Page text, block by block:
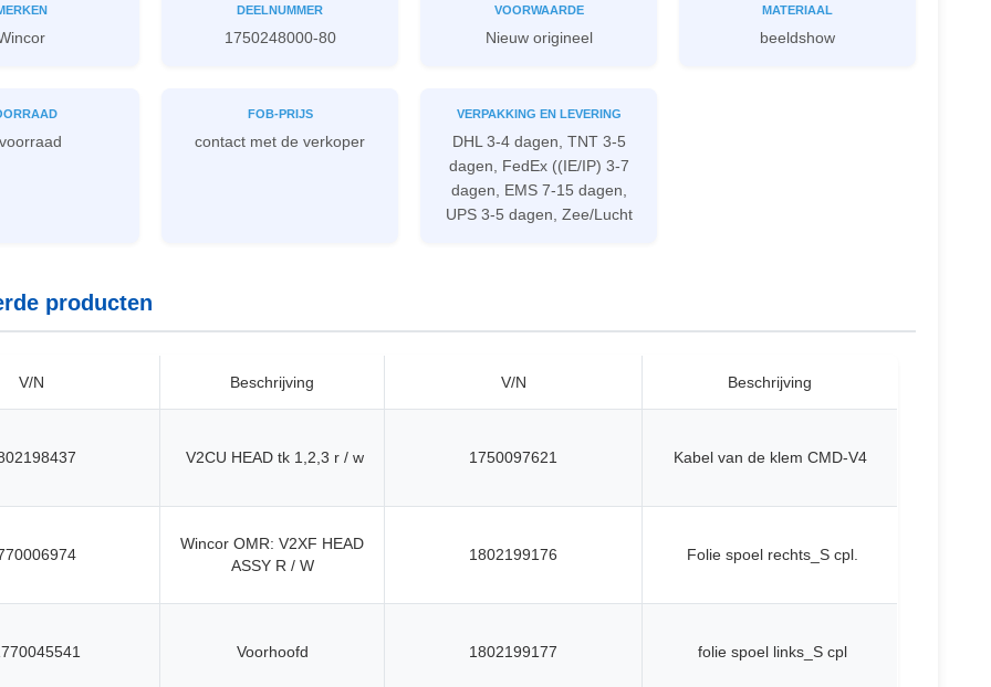
DEELNUMMER
1750248000-80
VOORWAARDE
Nieuw origineel
MATERIAAL
beeldshow
FOB-PRIJS
contact met de verkoper
VERPAKKING EN LEVERING
DHL 3-4 dagen, TNT 3-5
dagen, FedEx ((IE/IP) 3-7
dagen, EMS 7-15 dagen,
UPS 3-5 dagen, Zee/Lucht
producten
V/N Beschrijving V/N Beschrijving
V2CU HEAD tk 1,2,3 r / w 1750097621 Kabel van de klem CMD-V4
Wincor OMR: V2XF HEAD
ASSY R / W
1802199176 Folie spoel rechts_S cpl.
Voorhoofd 1802199177 folie spoel links_S cpl